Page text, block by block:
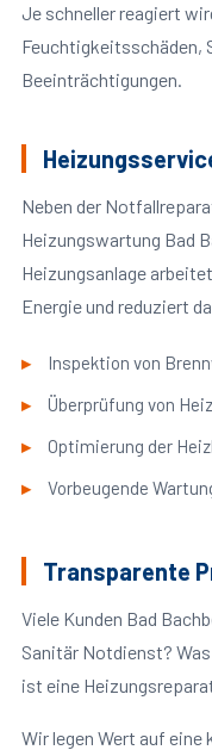
Je schneller reagiert
Feuchtigkeitsschäden,
Beeinträchtigungen.
Neben der
Heizungswartung Bad
Heizungsanlage
Energie und reduziert
Inspektion von
Überprüfung von
Optimierung der
Vorbeugende
Transparente
Viele Kunden Bad
Sanitär Notdienst?
ist eine
Wir legen Wert auf eine